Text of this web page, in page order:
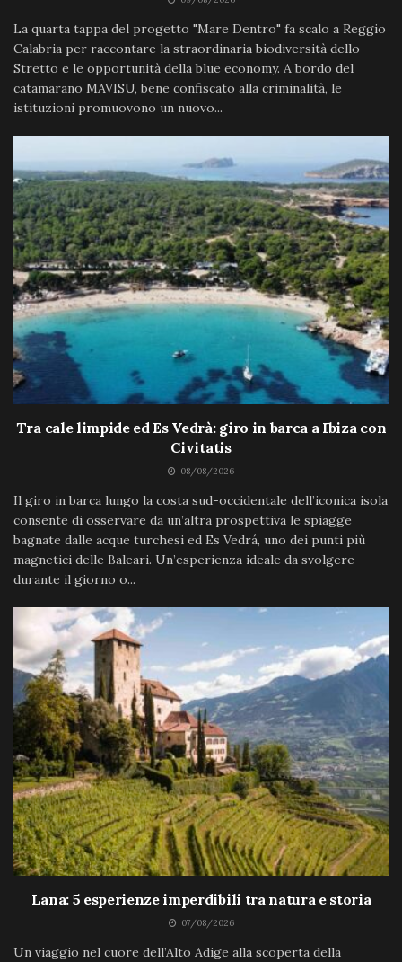
La quarta tappa del progetto "Mare Dentro" fa scalo a Reggio
Calabria per raccontare la straordinaria biodiversità dello
Stretto e le opportunità della blue economy. A bordo del
catamarano MAVISU, bene confiscato alla criminalità, le
istituzioni promuovono un nuovo...
Tra cale limpide ed Es Vedrà: giro in barca a Ibiza con
Civitatis
08/08/2026
Il giro in barca lungo la costa sud-occidentale dell’iconica isola
consente di osservare da un’altra prospettiva le spiagge
bagnate dalle acque turchesi ed Es Vedrá, uno dei punti più
magnetici delle Baleari. Un’esperienza ideale da svolgere
durante il giorno o...
Lana: 5 esperienze imperdibili tra natura e storia
07/08/2026
Un viaggio nel cuore dell’Alto Adige alla scoperta della